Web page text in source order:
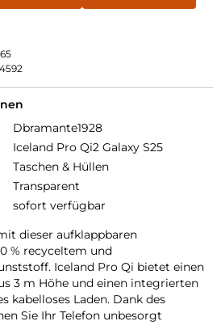
Dbramante1928
Iceland Pro Qi2 Galaxy S25
Taschen & Hüllen
Transparent
sofort verfügbar
dieser aufklappbaren
% recyceltem und
Iceland Pro Qi bietet einen
3 m Höhe und einen integrierten
kabelloses Laden. Dank des
Sie Ihr Telefon unbesorgt